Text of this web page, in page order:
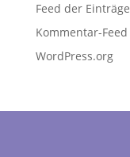
Feed der Einträge
Kommentar-Feed
WordPress.org